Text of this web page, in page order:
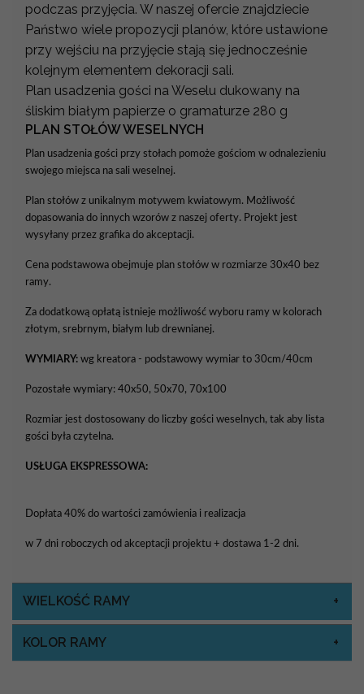
podczas przyjęcia. W naszej ofercie znajdziecie
Państwo wiele propozycji planów, które ustawione
przy wejściu na przyjęcie stają się jednocześnie
kolejnym elementem dekoracji sali.
Plan usadzenia gości na Weselu dukowany na
śliskim białym papierze o gramaturze 280 g
PLAN STOŁÓW WESELNYCH
Plan usadzenia gości przy stołach pomoże gościom w odnalezieniu
swojego miejsca na sali weselnej.
Plan stołów z unikalnym motywem kwiatowym. Możliwość
dopasowania do innych wzorów z naszej oferty. Projekt jest
wysyłany przez grafika do akceptacji.
Cena podstawowa obejmuje plan stołów w rozmiarze 30x40 bez
ramy.
Za dodatkową opłatą istnieje możliwość wyboru ramy w kolorach
złotym, srebrnym, białym lub drewnianej.
WYMIARY: wg kreatora - podstawowy wymiar to 30cm/40cm
Pozostałe wymiary: 40x50, 50x70, 70x100
Rozmiar jest dostosowany do liczby gości weselnych, tak aby lista
gości była czytelna.
USŁUGA EKSPRESSOWA:
Dopłata 40% do wartości zamówienia i realizacja
w 7 dni roboczych od akceptacji projektu + dostawa 1-2 dni.
WIELKOŚĆ RAMY
KOLOR RAMY